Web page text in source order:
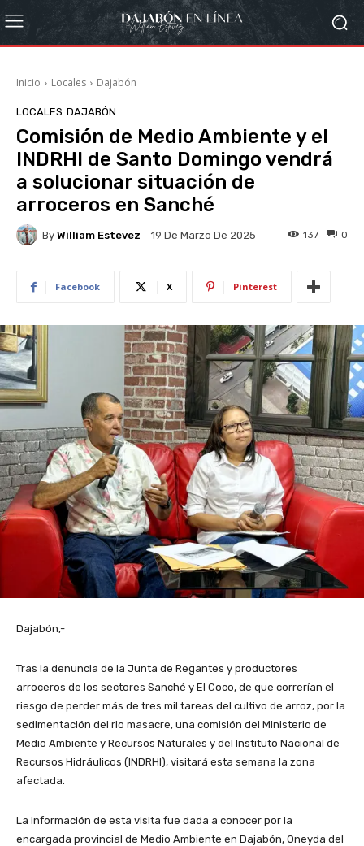
Inicio Locales Dajabón
LOCALES DAJABÓN
Comisión de Medio Ambiente y el
INDRHI de Santo Domingo vendrá
a solucionar situación de
arroceros en Sanché
By William Estevez 19 De Marzo De 2025 0
137
Facebook X Pinterest
Dajabón,-
Tras la denuncia de la Junta de Regantes y productores
arroceros de los sectores Sanché y El Coco, de que correrían el
riesgo de perder más de tres mil tareas del cultivo de arroz, por la
sedimentación del rio masacre, una comisión del Ministerio de
Medio Ambiente y Recursos Naturales y del Instituto Nacional de
Recursos Hidráulicos (INDRHI), visitará esta semana la zona
afectada.
La información de esta visita fue dada a conocer por la
encargada provincial de Medio Ambiente en Dajabón, Oneyda del